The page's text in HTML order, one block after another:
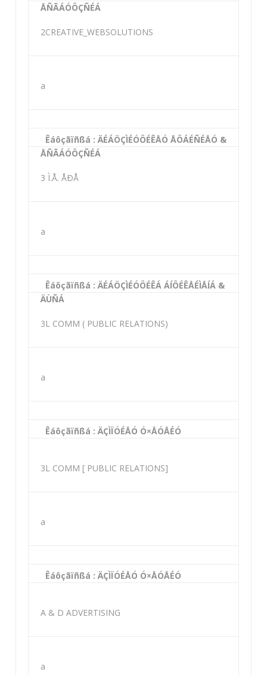
ÅÑÃÁÓÔÇÑÉÁ
2CREATIVE_WEBSOLUTIONS
a
Êáôçãïñßá : ÄÉÁÖÇÌÉÓÔÉÊÅÓ ÅÔÁÉÑÉÅÓ &
ÅÑÃÁÓÔÇÑÉÁ
3 Ì.Å. ÅÐÅ
a
Êáôçãïñßá : ÄÉÁÖÇÌÉÓÔÉÊÁ ÁÍÔÉÊÅÉÌÅÍÁ &
ÄÙÑÁ
3L COMM ( PUBLIC RELATIONS)
a
Êáôçãïñßá : ÄÇÌÏÓÉÅÓ Ó×ÅÓÅÉÓ
3L COMM [ PUBLIC RELATIONS]
a
Êáôçãïñßá : ÄÇÌÏÓÉÅÓ Ó×ÅÓÅÉÓ
A & D ADVERTISING
a